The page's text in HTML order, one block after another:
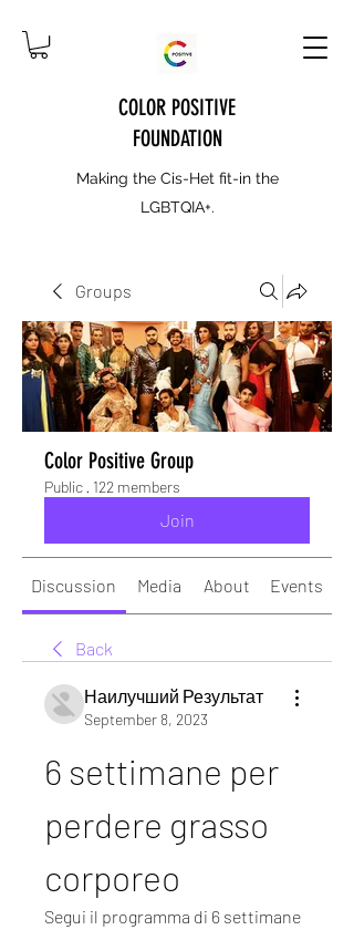
COLOR POSITIVE
FOUNDATION
Making the Cis-Het fit-in the
LGBTQIA+.
Groups
Color Positive Group
Public · 122 members
Join
Discussion Media About Events
Back
Наилучший Результат
September 8, 2023
6 settimane per
perdere grasso
corporeo
Segui il programma di 6 settimane